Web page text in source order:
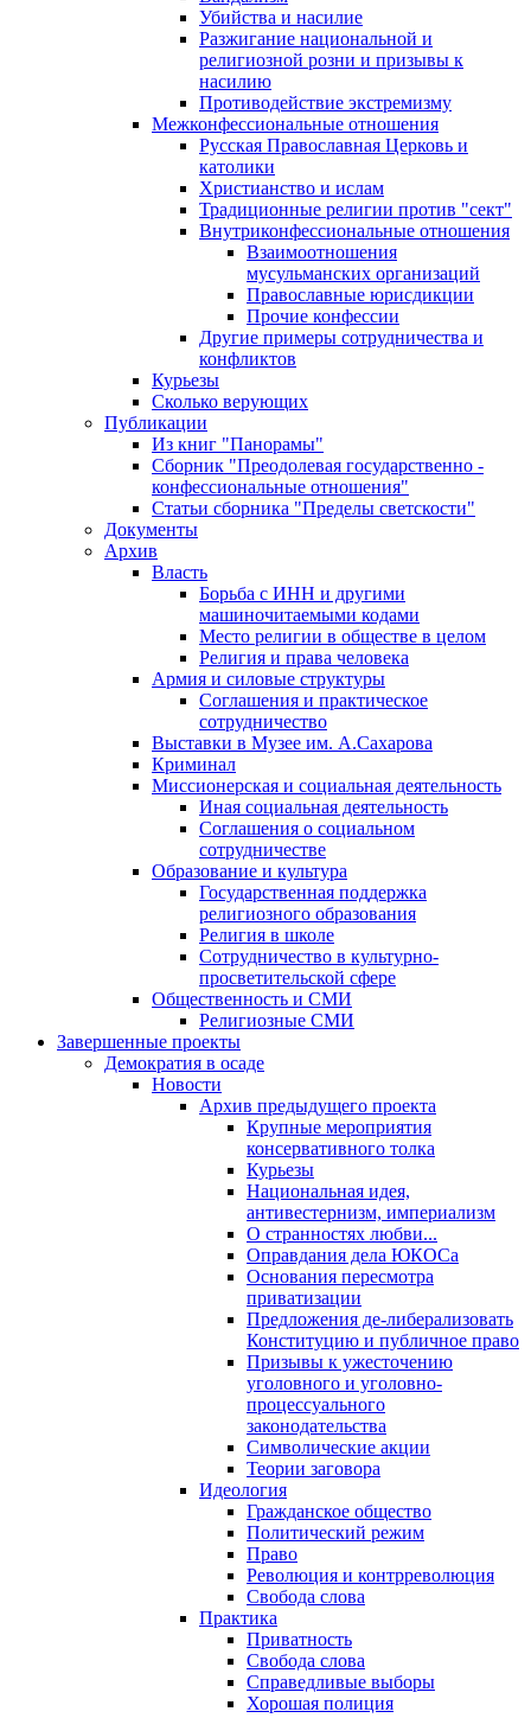
Убийства и насилие
Разжигание национальной и
религиозной розни и призывы к
насилию
Противодействие экстремизму
Межконфессиональные отношения
Русская Православная Церковь и
католики
Христианство и ислам
Традиционные религии против "сект"
Внутриконфессиональные отношения
Взаимоотношения
мусульманских организаций
Православные юрисдикции
Прочие конфессии
Другие примеры сотрудничества и
конфликтов
Курьезы
Сколько верующих
Публикации
Из книг "Панорамы"
Сборник "Преодолевая государственно -
конфессиональные отношения"
Статьи сборника "Пределы светскости"
Документы
Архив
Власть
Борьба с ИНН и другими
машиночитаемыми кодами
Место религии в обществе в целом
Религия и права человека
Армия и силовые структуры
Соглашения и практическое
сотрудничество
Выставки в Музее им. А.Сахарова
Криминал
Миссионерская и социальная деятельность
Иная социальная деятельность
Соглашения о социальном
сотрудничестве
Образование и культура
Государственная поддержка
религиозного образования
Религия в школе
Сотрудничество в культурно-
просветительской сфере
Общественность и СМИ
Религиозные СМИ
Завершенные проекты
Демократия в осаде
Новости
Архив предыдущего проекта
Крупные мероприятия
консервативного толка
Курьезы
Национальная идея,
антивестернизм, империализм
О странностях любви...
Оправдания дела ЮКОСа
Основания пересмотра
приватизации
Предложения де-либерализовать
Конституцию и публичное право
Призывы к ужесточению
уголовного и уголовно-
процессуального
законодательства
Символические акции
Теории заговора
Идеология
Гражданское общество
Политический режим
Право
Революция и контрреволюция
Свобода слова
Практика
Приватность
Свобода слова
Справедливые выборы
Хорошая полиция